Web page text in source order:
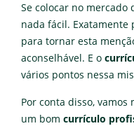
Se colocar no
nada fácil. Exatamente
para tornar esta
aconselhável. E o
vários pontos nessa
Por conta disso,
um bom currículo